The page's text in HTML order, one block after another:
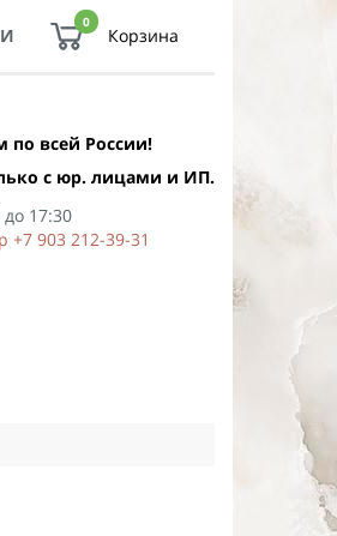
0
Корзина
по всей России!
с юр. лицами и ИП.
17:30
+7 903 212-39-31